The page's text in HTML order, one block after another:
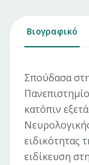
Βιογραφικό
Σπούδασα
κατόπιν
ειδικότητας
ειδίκευση